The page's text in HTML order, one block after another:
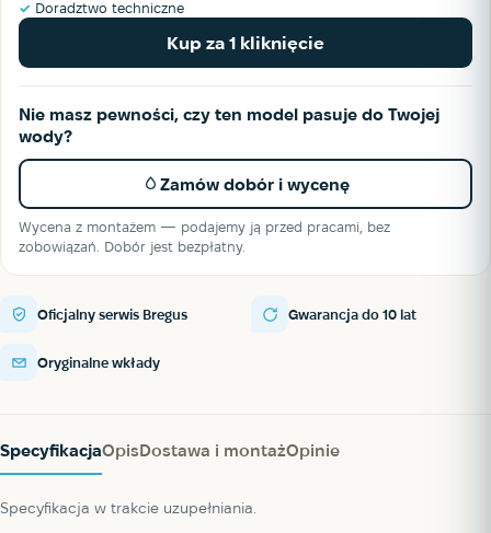
✓ Doradztwo techniczne
Kup za 1 kliknięcie
Nie masz pewności, czy ten model pasuje do Twojej
wody?
Zamów dobór i wycenę
Wycena z montażem — podajemy ją przed pracami, bez
zobowiązań. Dobór jest bezpłatny.
Oficjalny serwis Bregus Gwarancja do 10 lat
Oryginalne wkłady
SpecyfikacjaOpisDostawa i montażOpinie
Specyfikacja w trakcie uzupełniania.